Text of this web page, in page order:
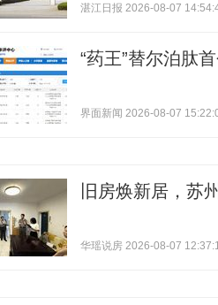
湛江日报 2026-08-07
“药王”替尔泊肽
界面新闻 2026-08-07
旧房焕新居，苏
华瑶说房 2026-08-07